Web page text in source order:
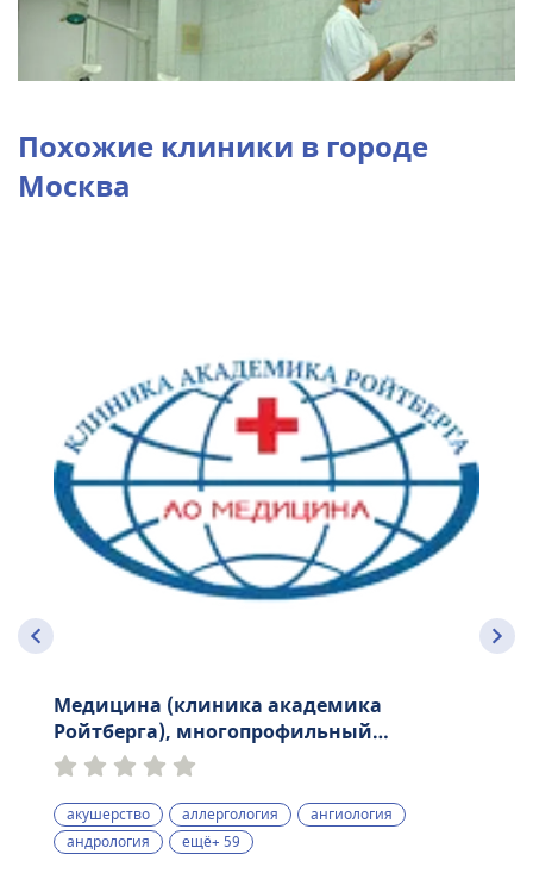
Похожие клиники в городе
Москва
Медицина (клиника академика
Ройтберга), многопрофильный
медицинский центр
акушерство аллергология
ангиология
андрология
ещё+ 59